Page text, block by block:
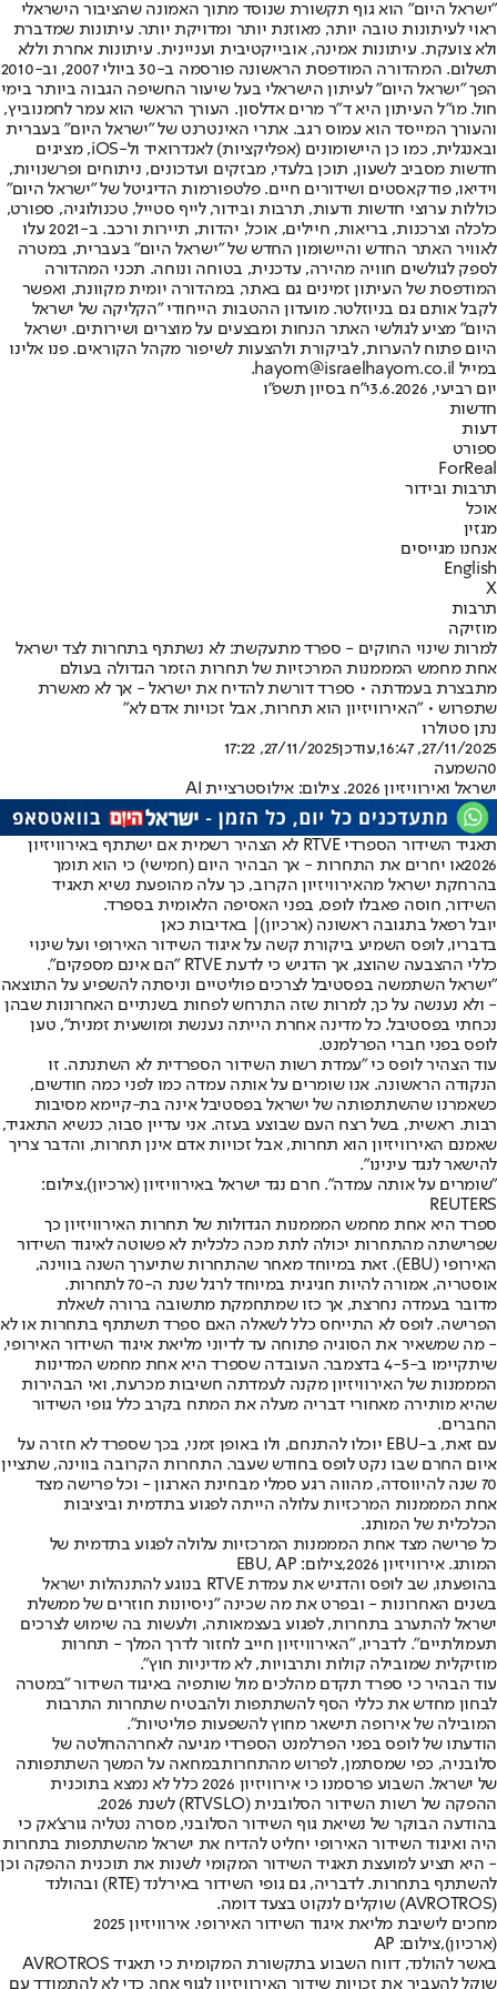
"ישראל היום" הוא גוף תקשורת שנוסד מתוך האמונה שהציבור הישראלי
ראוי לעיתונות טובה יותר, מאוזנת יותר ומדויקת יותר. עיתונות שמדברת
ולא צועקת. עיתונות אמינה, אובייקטיבית ועניינית. עיתונות אחרת וללא
תשלום. המהדורה המודפסת הראשונה פורסמה ב-30 ביולי 2007, וב-2010
הפך "ישראל היום" לעיתון הישראלי בעל שיעור החשיפה הגבוה ביותר בימי
חול. מו"ל העיתון היא ד"ר מרים אדלסון. העורך הראשי הוא עמר לחמנוביץ,
והעורך המייסד הוא עמוס רגב. אתרי האינטרנט של "ישראל היום" בעברית
ובאנגלית, כמו כן היישומונים (אפליקציות) לאנדרואיד ול-iOS, מציגים
חדשות מסביב לשעון, תוכן בלעדי, מבזקים ועדכונים, ניתוחים ופרשנויות,
וידיאו, פודקאסטים ושידורים חיים. פלטפורמות הדיגיטל של "ישראל היום"
כוללות ערוצי חדשות ודעות, תרבות ובידור, לייף סטייל, טכנולוגיה, ספורט,
כלכלה וצרכנות, בריאות, חיילים, אוכל, יהדות, תיירות ורכב. ב-2021 עלו
לאוויר האתר החדש והיישומון החדש של "ישראל היום" בעברית, במטרה
לספק לגולשים חוויה מהירה, עדכנית, בטוחה ונוחה. תכני המהדורה
המודפסת של העיתון זמינים גם באתר, במהדורה יומית מקוונת, ואפשר
לקבל אותם גם בניוזלטר. מועדון ההטבות הייחודי "הקליקה של ישראל
היום" מציע לגולשי האתר הנחות ומבצעים על מוצרים ושירותים. ישראל
היום פתוח להערות, לביקורת ולהצעות לשיפור מקהל הקוראים. פנו אלינו
במייל hayom@israelhayom.co.il.
יום רביעי, 3.6.2026
י"ח בסיון תשפ"ו
חדשות
דעות
ספורט
ForReal
תרבות ובידור
אוכל
מגזין
אנחנו מגייסים
English
X
תרבות
מוזיקה
למרות שינוי החוקים - ספרד מתעקשת: לא נשתתף בתחרות לצד ישראל
אחת מחמש המממנות המרכזיות של תחרות הזמר הגדולה בעולם
מתבצרת בעמדתה • ספרד דורשת להדיח את ישראל - אך לא מאשרת
שתפרוש • "האירוויזיון הוא תחרות, אבל זכויות אדם לא"
נתן סטולרו
27/11/2025, 16:47
,עודכן27/11/2025, 17:22
0השמעה
ישראל ואירוויזיון 2026. צילום: אילוסטרציית AI
תאגיד השידור הספרדי RTVE לא הצהיר רשמית אם ישתתף ב
אירוויזיון
2026או יחרים את התחרות - אך הבהיר היום (חמישי) כי הוא תומך
בהרחקת ישראל מהאירוויזיון הקרוב, כך עלה מהופעת נשיא תאגיד
השידור, חוסה פאבלו לופס, בפני האסיפה הלאומית בספרד.
יובל רפאל בתגובה ראשונה (ארכיון)| באדיבות כאן
בדבריו, לופס השמיע ביקורת קשה על איגוד השידור האירופי ועל שינוי
כללי ההצבעה שהוצג, אך הדגיש כי לדעת RTVE "הם אינם מספקים".
"ישראל השתמשה בפסטיבל לצרכים פוליטיים וניסתה להשפיע על התוצאה
- ולא נענשה על כך, למרות שזה התרחש לפחות בשנתיים האחרונות שבהן
נכחתי בפסטיבל. כל מדינה אחרת הייתה נענשת ומושעית זמנית", טען
לופס בפני חברי הפרלמנט.
עוד הצהיר לופס כי "עמדת רשות השידור הספרדית לא השתנתה. זו
הנקודה הראשונה. אנו שומרים על אותה עמדה כמו לפני כמה חודשים,
כשאמרנו שהשתתפותה של ישראל בפסטיבל אינה בת-קיימא מסיבות
רבות. ראשית, בשל רצח העם שבוצע בעזה. אני עדיין סבור, כנשיא התאגיד,
שאמנם האירוויזיון הוא תחרות, אבל זכויות אדם אינן תחרות, והדבר צריך
להישאר לנגד עינינו".
"שומרים על אותה עמדה". חרם נגד ישראל באירוויזיון (ארכיון),צילום:
REUTERS
ספרד היא אחת מחמש המממנות הגדולות של תחרות האירוויזיון כך
שפרישתה מהתחרות יכולה לתת מכה כלכלית לא פשוטה לאיגוד השידור
האירופי (EBU). זאת במיוחד מאחר שהתחרות שתיערך השנה בווינה,
אוסטריה, אמורה להיות חגיגית במיוחד לרגל שנת ה-70 לתחרות.
מדובר בעמדה נחרצת, אך כזו שמתחמקת מתשובה ברורה לשאלת
הפרישה. לופס לא התייחס כלל לשאלה האם ספרד תשתתף בתחרות או לא
- מה שמשאיר את הסוגיה פתוחה עד לדיוני מליאת איגוד השידור האירופי,
שיתקיימו ב-4-5 בדצמבר. העובדה שספרד היא אחת מחמש המדינות
המממנות של האירוויזיון מקנה לעמדתה חשיבות מכרעת, ואי הבהירות
שהיא מותירה מאחורי דבריה מעלה את המתח בקרב כלל גופי השידור
החברים.
עם זאת, ב-EBU יוכלו להתנחם, ולו באופן זמני, בכך שספרד לא חזרה על
איום החרם שבו נקט לופס בחודש שעבר. התחרות הקרובה בווינה, שתציין
70 שנה להיווסדה, מהווה רגע סמלי מבחינת הארגון - וכל פרישה מצד
אחת המממנות המרכזיות עלולה הייתה לפגוע בתדמית וביציבות
הכלכלית של המותג.
כל פרישה מצד אחת המממנות המרכזיות עלולה לפגוע בתדמית של
המותג. אירוויזיון 2026,צילום: EBU, AP
בהופעתו, שב לופס והדגיש את עמדת RTVE בנוגע להתנהלות ישראל
בשנים האחרונות - ובפרט את מה שכינה "ניסיונות חוזרים של ממשלת
ישראל להתערב בתחרות, לפגוע בעצמאותה, ולעשות בה שימוש לצרכים
תעמולתיים". לדבריו, "האירוויזיון חייב לחזור לדרך המלך - תחרות
מוזיקלית שמובילה קולות ותרבויות, לא מדיניות חוץ".
עוד הבהיר כי ספרד תקדם מהלכים מול שותפיה באיגוד השידור "במטרה
לבחון מחדש את כללי הסף להשתתפות ולהבטיח שתחרות התרבות
המובילה של אירופה תישאר מחוץ להשפעות פוליטיות".
הודעתו של לופס בפני הפרלמנט הספרדי מגיעה לאחרההחלטה של
סלובניה, כפי שמסתמן, לפרוש מהתחרותבמחאה על המשך השתתפותה
של ישראל. השבוע פרסמנו כי אירוויזיון 2026 כלל לא נמצא בתוכנית
ההפקה של רשות השידור הסלובנית (RTVSLO) לשנת 2026.
בהודעה הבוקר של נשיאת גוף השידור הסלובני, מסרה נטליה גורצ'אק כי
היה ואיגוד השידור האירופי יחליט להדיח את ישראל מהשתתפות בתחרות
- היא תציע למועצת תאגיד השידור המקומי לשנות את תוכנית ההפקה וכן
להשתתף בתחרות. לדבריה, גם גופי השידור באירלנד (RTE) ובהולנד
(AVROTROS) שוקלים לנקוט בצעד דומה.
מחכים לישיבת מליאת איגוד השידור האירופי. אירוויזיון 2025
(ארכיון),צילום: AP
באשר להולנד, דווח השבוע בתקשורת המקומית כי תאגיד AVROTROS
שוקל להעביר את זכויות שידור האירוויזיון לגוף אחר, כדי לא להתמודד עם